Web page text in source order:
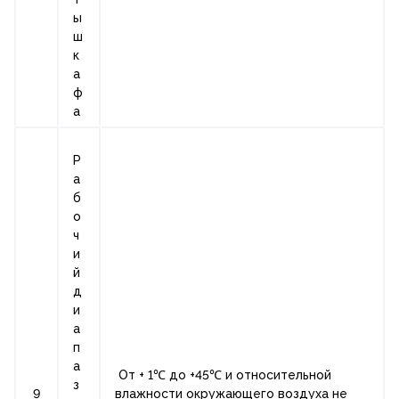
ы
ш
к
а
ф
а
9
Р
а
б
о
ч
и
й
д
и
а
п
а
з
От + 1℃ до +45℃ и относительной
влажности окружающего воздуха не